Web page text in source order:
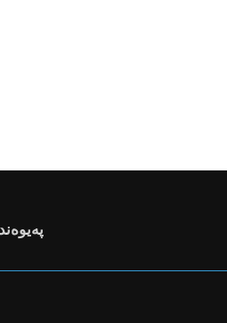
پەیوەندی :